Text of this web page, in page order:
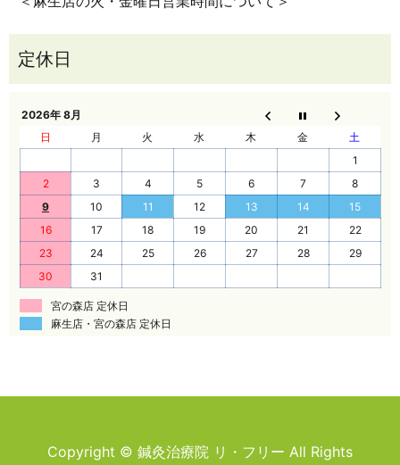
2026年 8月
日
月 火 水 木 金
土
1
2
3 4 5 6 7
8
9
10 11 12 13 14
15
16
17 18 19 20 21
22
23
24 25 26 27 28
29
30
31
宮の森店 定休日
麻生店・宮の森店 定休日
Copyright © 鍼灸治療院 リ・フリー All Rights